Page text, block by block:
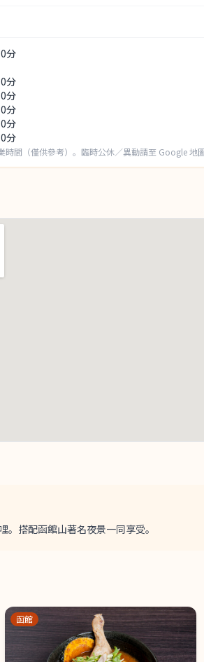
分
分
分
分
分
分
間（僅供參考）。臨時公休／異動請至 Google 地圖
搭配函館山著名夜景一同享受。
函館